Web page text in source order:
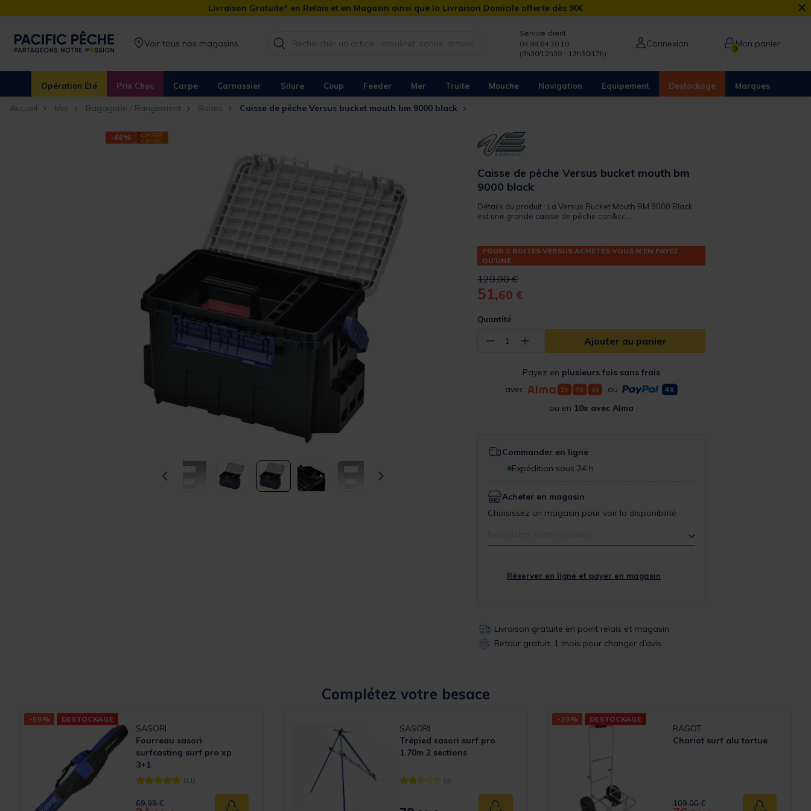
Livraison Gratuite* en Relais et en Magasin ainsi que la Livraison Domicile offerte dès 90€ ×
Voir tous nos magasins
Service client
04 99 64 20 10
(9h30/12h30 - 13h30/17h)
Connexion 0Mon panier
Opération Été Prix Choc Carpe Carnassier Silure Coup Feeder Mer Truite Mouche Navigation Equipement Destockage Marques
Accueil Mer Bagagerie / Rangement Boites Caisse de pêche Versus bucket mouth bm 9000 black
-60%
Caisse de pêche Versus bucket mouth bm
9000 black
Détails du produit : La Versus Bucket Mouth BM 9000 Black
est une grande caisse de pêche con&cc...
POUR 2 BOITES VERSUS ACHETÉS VOUS N'EN PAYEZ
QU'UNE
Price reduced from
129,00 €to
51,60 €
Quantité
− 1 + Ajouter au panier
Payez en plusieurs fois sans frais
avec
ou
ou en 10x avec Alma
Commander en ligne
Expédition sous 24 h
Acheter en magasin
Choisissez un magasin pour voir la disponibilité
Réserver en ligne et payer en magasin
Livraison gratuite en point relais et magasin
Retour gratuit, 1 mois pour changer d’avis
Complétez votre besace
-50% DESTOCKAGE
SASORI
Fourreau sasori
surfcasting surf pro xp
3+1
[object Object] out of 5 Customer Rating
(11)
Price reduced from
69,99 €to
SASORI
Trépied sasori surf pro
1.70m 2 sections
[object Object] out of 5 Customer Rating
(3)
-30% DESTOCKAGE
RAGOT
Chariot surf alu tortue
Price reduced from
109,00 €to